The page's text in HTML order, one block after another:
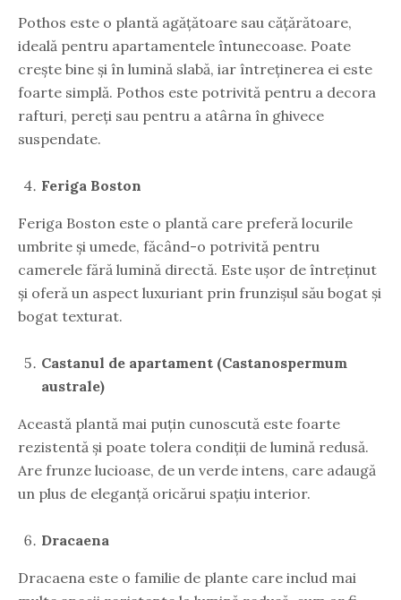
Pothos este o plantă agățătoare sau cățărătoare,
ideală pentru apartamentele întunecoase. Poate
crește bine și în lumină slabă, iar întreținerea ei este
foarte simplă. Pothos este potrivită pentru a decora
rafturi, pereți sau pentru a atârna în ghivece
suspendate.
Feriga Boston
Feriga Boston este o plantă care preferă locurile
umbrite și umede, făcând-o potrivită pentru
camerele fără lumină directă. Este ușor de întreținut
și oferă un aspect luxuriant prin frunzișul său bogat și
bogat texturat.
Castanul de apartament (Castanospermum
australe)
Această plantă mai puțin cunoscută este foarte
rezistentă și poate tolera condiții de lumină redusă.
Are frunze lucioase, de un verde intens, care adaugă
un plus de eleganță oricărui spațiu interior.
Dracaena
Dracaena este o familie de plante care includ mai